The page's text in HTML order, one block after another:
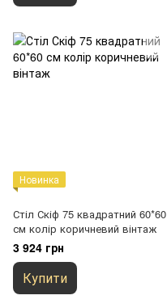
Новинка
Стіл Скіф 75 квадратний 60*60
см колір коричневий вінтаж
3 924 грн
Купити